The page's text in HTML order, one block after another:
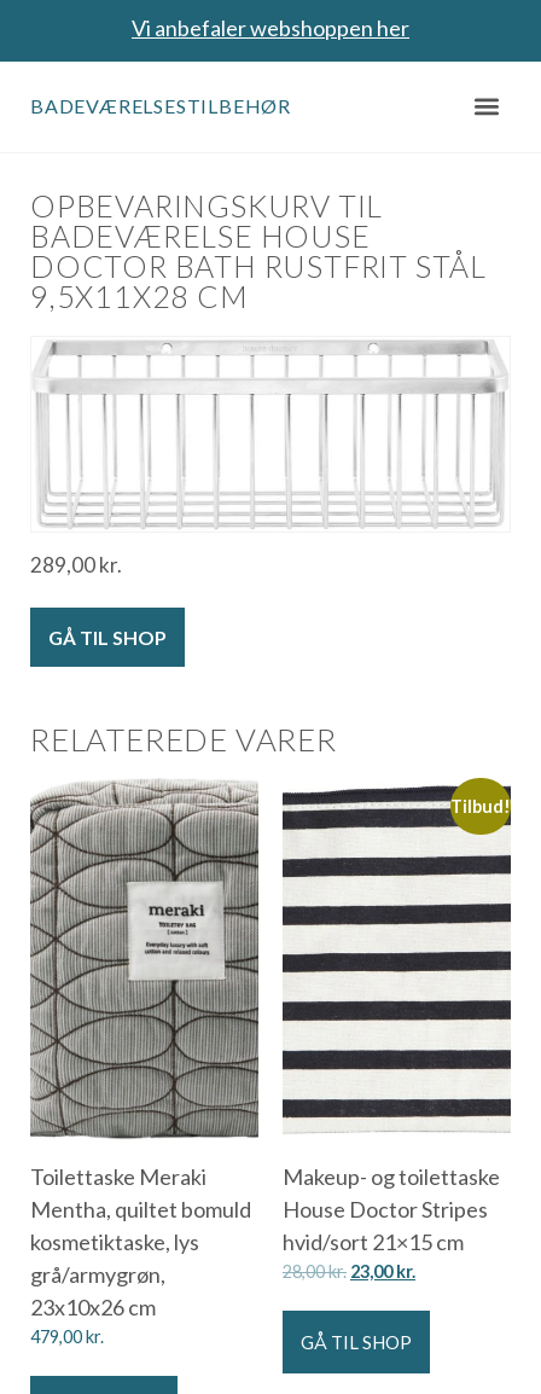
Vi anbefaler webshoppen her
BADEVÆRELSESTILBEHØR
OPBEVARINGSKURV TIL
BADEVÆRELSE HOUSE
DOCTOR BATH RUSTFRIT STÅL
9,5X11X28 CM
289,00kr.
GÅ TIL SHOP
RELATEREDE VARER
Toilettaske Meraki
Mentha, quiltet bomuld
kosmetiktaske, lys
grå/armygrøn,
23x10x26 cm
479,00kr.
Tilbud!
Makeup- og toilettaske
House Doctor Stripes
hvid/sort 21×15 cm
28,00kr. 23,00kr.
GÅ TIL SHOP